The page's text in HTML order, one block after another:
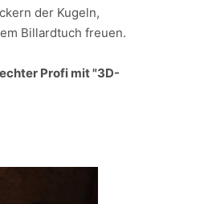
der Kugeln,
Billardtuch freuen.
Profi mit "3D-